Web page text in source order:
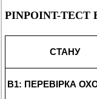
PINPOINT-
СТАНУ
B1: ПЕРЕВІРКА